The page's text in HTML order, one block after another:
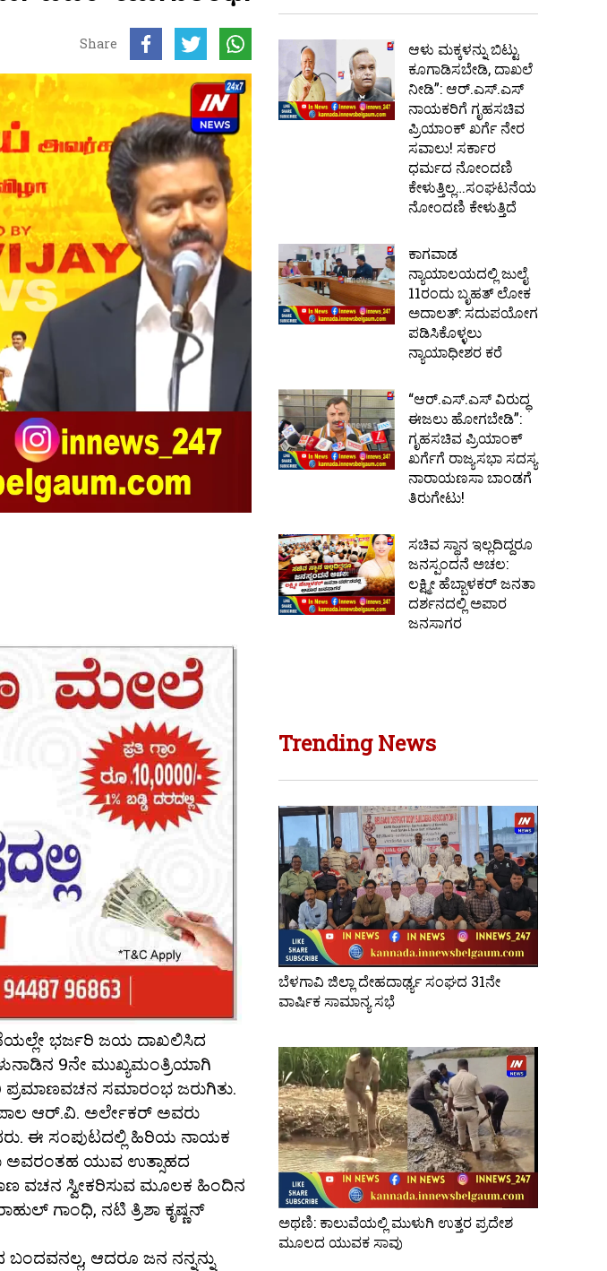
Share
ಭರ್ಜರಿ ಜಯ ದಾಖಲಿಸಿದ
9ನೇ ಮುಖ್ಯಮಂತ್ರಿಯಾಗಿ
ಪ್ರಮಾಣವಚನ ಸಮಾರಂಭ ಜರುಗಿತು.
ಆರ್.ವಿ. ಅರ್ಲೇಕರ್ ಅವರು
ಈ ಸಂಪುಟದಲ್ಲಿ ಹಿರಿಯ ನಾಯಕ
ಅವರಂತಹ ಯುವ ಉತ್ಸಾಹದ
ವಚನ ಸ್ವೀಕರಿಸುವ ಮೂಲಕ ಹಿಂದಿನ
ಗಾಂಧಿ, ನಟಿ ತ್ರಿಶಾ ಕೃಷ್ಣನ್
ಆದರೂ ಜನ ನನ್ನನ್ನು
ಆಳು ಮಕ್ಕಳನ್ನು ಬಿಟ್ಟು
ಕೂಗಾಡಿಸಬೇಡಿ, ದಾಖಲೆ
ನೀಡಿ”: ಆರ್.ಎಸ್.ಎಸ್
ನಾಯಕರಿಗೆ ಗೃಹಸಚಿವ
ಪ್ರಿಯಾಂಕ್ ಖರ್ಗೆ ನೇರ
ಸವಾಲು! ಸರ್ಕಾರ
ಧರ್ಮದ ನೋಂದಣಿ
ಕೇಳುತ್ತಿಲ್ಲ…ಸಂಘಟನೆಯ
ನೋಂದಣಿ ಕೇಳುತ್ತಿದೆ
ಕಾಗವಾಡ
ನ್ಯಾಯಾಲಯದಲ್ಲಿ ಜುಲೈ
11ರಂದು ಬೃಹತ್ ಲೋಕ
ಅದಾಲತ್: ಸದುಪಯೋಗ
ಪಡಿಸಿಕೊಳ್ಳಲು
ನ್ಯಾಯಾಧೀಶರ ಕರೆ
“ಆರ್.ಎಸ್.ಎಸ್ ವಿರುದ್ಧ
ಈಜಲು ಹೋಗಬೇಡಿ”:
ಗೃಹಸಚಿವ ಪ್ರಿಯಾಂಕ್
ಖರ್ಗೆಗೆ ರಾಜ್ಯಸಭಾ ಸದಸ್ಯ
ನಾರಾಯಣಸಾ ಬಾಂಡಗೆ
ತಿರುಗೇಟು!
ಸಚಿವ ಸ್ಥಾನ ಇಲ್ಲದಿದ್ದರೂ
ಜನಸ್ಪಂದನೆ ಅಚಲ:
ಲಕ್ಷ್ಮೀ ಹೆಬ್ಬಾಳಕರ್ ಜನತಾ
ದರ್ಶನದಲ್ಲಿ ಅಪಾರ
ಜನಸಾಗರ
Trending News
ಬೆಳಗಾವಿ ಜಿಲ್ಲಾ ದೇಹದಾರ್ಢ್ಯ ಸಂಘದ 31ನೇ
ವಾರ್ಷಿಕ ಸಾಮಾನ್ಯ ಸಭೆ
ಅಥಣಿ: ಕಾಲುವೆಯಲ್ಲಿ ಮುಳುಗಿ ಉತ್ತರ ಪ್ರದೇಶ
ಮೂಲದ ಯುವಕ ಸಾವು